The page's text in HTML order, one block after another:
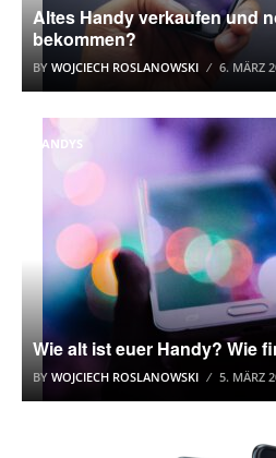
Altes Handy verkaufen und
bekommen?
BY WOJCIECH ROSLANOWSKI 6. MÄRZ
HANDYS
Wie alt ist euer Handy? Wie
BY WOJCIECH ROSLANOWSKI 5. MÄRZ